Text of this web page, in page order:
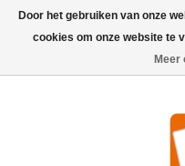
Door het gebruiken van onze
cookies om onze website te
Meer